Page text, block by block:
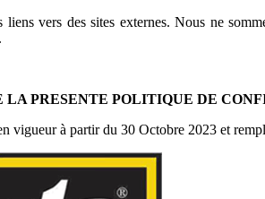
vers des sites externes. Nous ne
LA PRESENTE POLITIQUE DE
vigueur à partir du 30 Octobre 2023 et